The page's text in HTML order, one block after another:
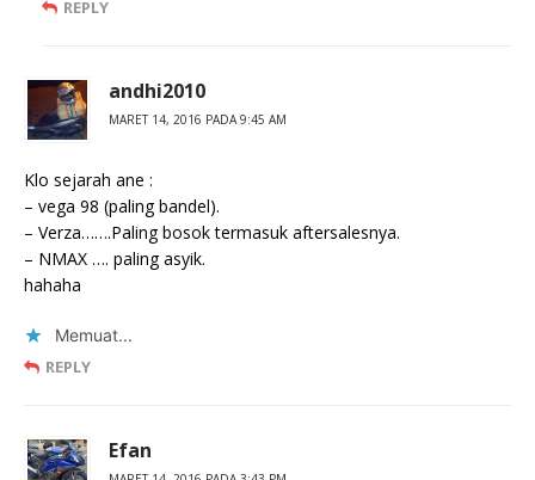
REPLY
andhi2010
MARET 14, 2016 PADA 9:45 AM
Klo sejarah ane :
– vega 98 (paling bandel).
– Verza…….Paling bosok termasuk aftersalesnya.
– NMAX …. paling asyik.
hahaha
Memuat...
REPLY
Efan